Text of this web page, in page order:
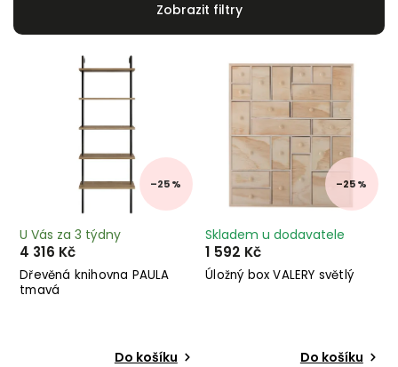
Abecedně
–25 %
Dřevěná knihovna PAULA
tmavá
U Vás za 3 týdny
4 316 Kč
Do košíku
–25 %
Úložný box VALERY světlý
Skladem u dodavatele
1 592 Kč
Do košíku